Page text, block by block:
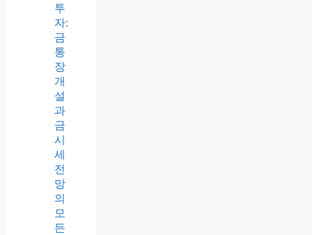
투
자:
금
통
장
개
설
과
금
시
세
전
망
의
모
든